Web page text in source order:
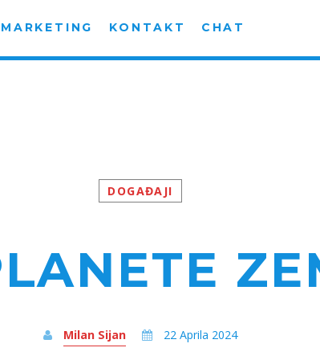
MARKETING KONTAKT CHAT
DOGAĐAJI
Milan Sijan 22 Aprila 2024